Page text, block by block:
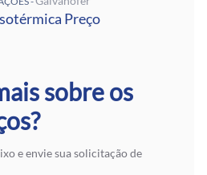
Preço
sobre os
e envie sua solicitação de